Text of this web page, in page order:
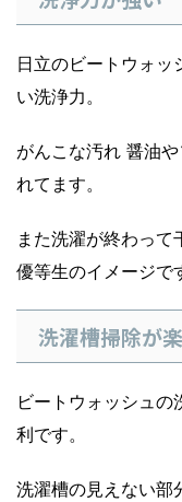
日立のビートウォッ
い洗浄力。
がんこな汚れ 醤油
れてます。
また洗濯が終わっ
優等生のイメージで
洗濯槽掃除が
ビートウォッシュ
利です。
洗濯槽の見えない部